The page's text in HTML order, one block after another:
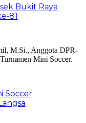
Bukit Raya
81
Soccer